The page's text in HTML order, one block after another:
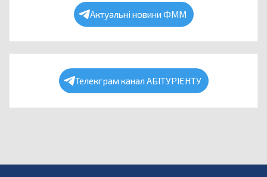
Актуальні новини ФММ
Телекграм канал АБІТУРІЄНТУ